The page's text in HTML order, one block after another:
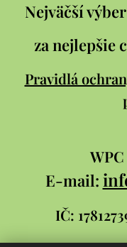
Nejväčší
za nejlepšie
Pravidlá
WPC
E-mail:
IČ: